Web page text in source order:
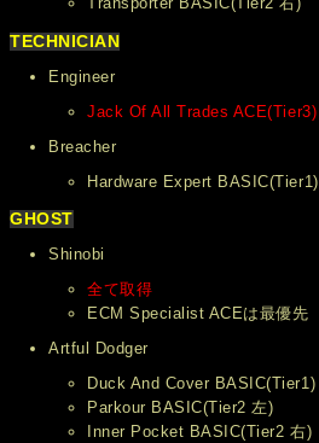
TECHNICIAN
Engineer
Jack Of All Trades ACE(Tier3)
Breacher
Hardware Expert BASIC(Tier1)
GHOST
Shinobi
全て取得
ECM Specialist ACEは最優先
Artful Dodger
Duck And Cover BASIC(Tier1)
Parkour BASIC(Tier2 左)
Inner Pocket BASIC(Tier2 右)